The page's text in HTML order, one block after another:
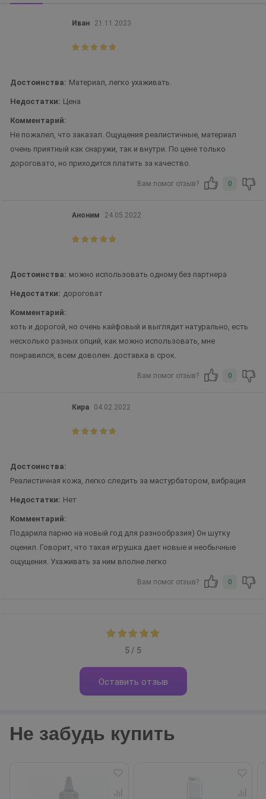
Иван 21.11.2023
Достоинства: Материал, легко ухаживать.
Недостатки: Цена
Комментарий:
Не пожалел, что заказал. Ощущения реалистичные, материал
очень приятный как снаружи, так и внутри. По цене только
дороговато, но приходится платить за качество.
Вам помог отзыв? 0
Аноним 24.05.2022
Достоинства: можно использовать одному без партнера
Недостатки: дороговат
Комментарий:
хоть и дорогой, но очень кайфовый и выглядит натурально, есть
несколько разных опций, как можно использовать, мне
понравился, всем доволен. доставка в срок.
Вам помог отзыв? 0
Кира 04.02.2022
Достоинства:
Реалистичная кожа, легко следить за мастурбатором, вибрация
Недостатки: Нет
Комментарий:
Подарила парню на новый год для разнообразия) Он шутку
оценил. Говорит, что такая игрушка дает новые и необычные
ощущения. Ухаживать за ним вполне легко
Вам помог отзыв? 0
5 / 5
Оставить отзыв
Не забудь купить